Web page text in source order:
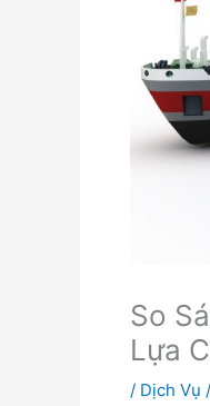
So
Lựa
/ Dịch Vụ